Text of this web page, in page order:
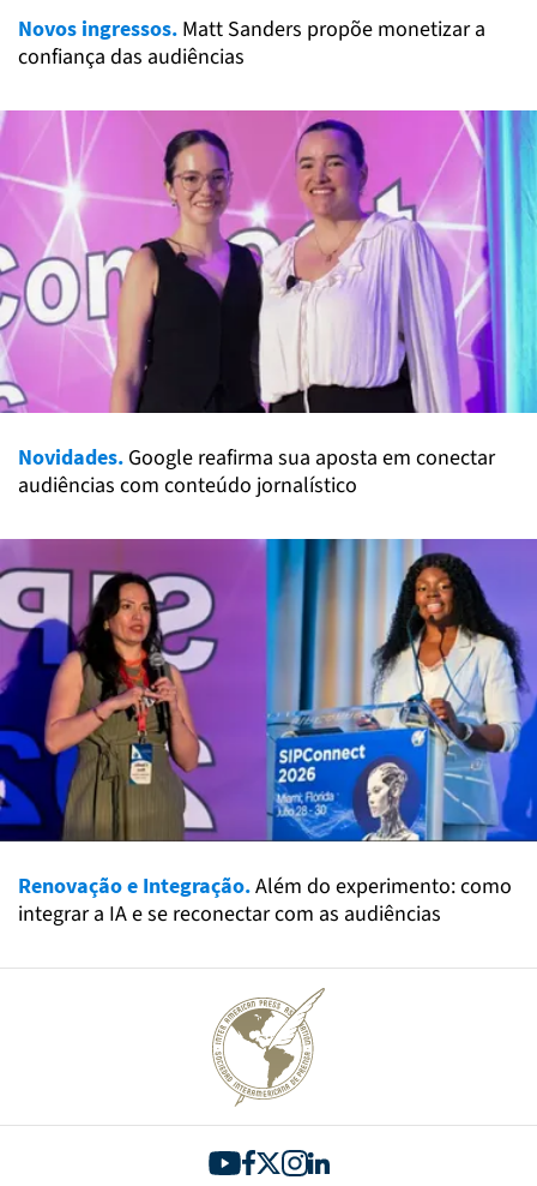
Novos ingressos. Matt Sanders propõe monetizar a
confiança das audiências
Novidades. Google reafirma sua aposta em conectar
audiências com conteúdo jornalístico
Renovação e Integração.Além do experimento: como
integrar a IA e se reconectar com as audiências